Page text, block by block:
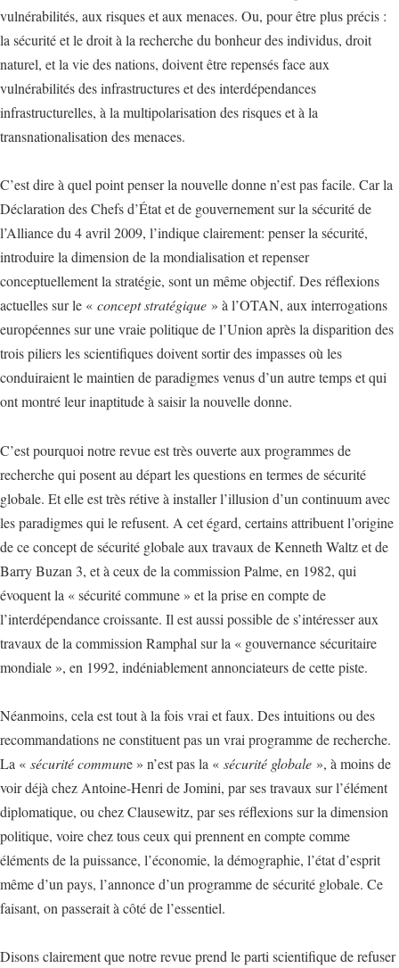
vulnérabilités, aux risques et aux menaces. Ou, pour être plus précis :
la sécurité et le droit à la recherche du bonheur des individus, droit
naturel, et la vie des nations, doivent être repensés face aux
vulnérabilités des infrastructures et des interdépendances
infrastructurelles, à la multipolarisation des risques et à la
transnationalisation des menaces.
C’est dire à quel point penser la nouvelle donne n’est pas facile. Car la
Déclaration des Chefs d’État et de gouvernement sur la sécurité de
l’Alliance du 4 avril 2009, l’indique clairement: penser la sécurité,
introduire la dimension de la mondialisation et repenser
conceptuellement la stratégie, sont un même objectif. Des réflexions
actuelles sur le « concept stratégique » à l’OTAN, aux interrogations
européennes sur une vraie politique de l’Union après la disparition des
trois piliers les scientifiques doivent sortir des impasses où les
conduiraient le maintien de paradigmes venus d’un autre temps et qui
ont montré leur inaptitude à saisir la nouvelle donne.
C’est pourquoi notre revue est très ouverte aux programmes de
recherche qui posent au départ les questions en termes de sécurité
globale. Et elle est très rétive à installer l’illusion d’un continuum avec
les paradigmes qui le refusent. A cet égard, certains attribuent l’origine
de ce concept de sécurité globale aux travaux de Kenneth Waltz et de
Barry Buzan 3, et à ceux de la commission Palme, en 1982, qui
évoquent la « sécurité commune » et la prise en compte de
l’interdépendance croissante. Il est aussi possible de s’intéresser aux
travaux de la commission Ramphal sur la « gouvernance sécuritaire
mondiale », en 1992, indéniablement annonciateurs de cette piste.
Néanmoins, cela est tout à la fois vrai et faux. Des intuitions ou des
recommandations ne constituent pas un vrai programme de recherche.
La « sécurité commune » n’est pas la « sécurité globale », à moins de
voir déjà chez Antoine-Henri de Jomini, par ses travaux sur l’élément
diplomatique, ou chez Clausewitz, par ses réflexions sur la dimension
politique, voire chez tous ceux qui prennent en compte comme
éléments de la puissance, l’économie, la démographie, l’état d’esprit
même d’un pays, l’annonce d’un programme de sécurité globale. Ce
faisant, on passerait à côté de l’essentiel.
Disons clairement que notre revue prend le parti scientifique de refuser